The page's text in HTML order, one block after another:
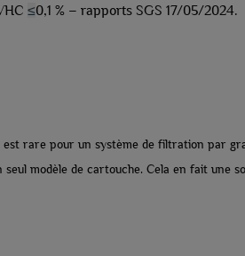
≤0,1 % – rapports SGS 17/05/2024.
rare pour un système de filtration par
modèle de cartouche. Cela en fait